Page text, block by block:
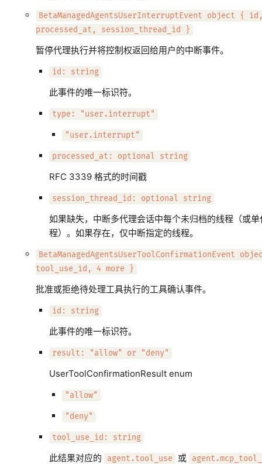
BetaManagedAgentsUserInterruptEvent object {
processed_at, session_thread_id }
暂停代理执行并将控制权返回给用户的中断事件。
id: string
此事件的唯一标识符。
type: "user.interrupt"
"user.interrupt"
processed_at: optional string
RFC 3339 格式的时间戳
session_thread_id: optional string
如果缺失，中断多代理会话中每个未归档的线程（或
程）。如果存在，仅中断指定的线程。
BetaManagedAgentsUserToolConfirmationEvent
tool_use_id, 4 more }
批准或拒绝待处理工具执行的工具确认事件。
id: string
此事件的唯一标识符。
result: "allow" or "deny"
UserToolConfirmationResult enum
"allow"
"deny"
tool_use_id: string
此结果对应的 agent.tool_use 或